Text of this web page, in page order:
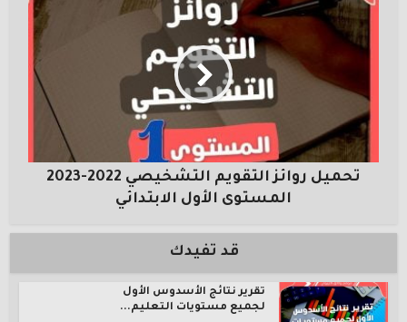
تحميل روائز التقويم التشخيصي 2022-2023
المستوى الأول الابتدائي
قد تفيدك
تقرير نتائج الأسدوس الأول
لجميع مستويات التعليم...